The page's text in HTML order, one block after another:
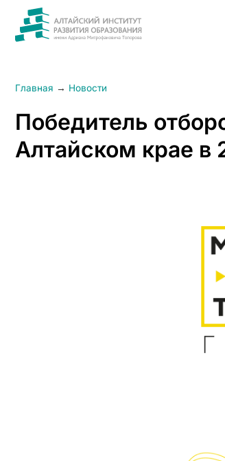
Главная → Новости
Победитель
Алтайском крае в